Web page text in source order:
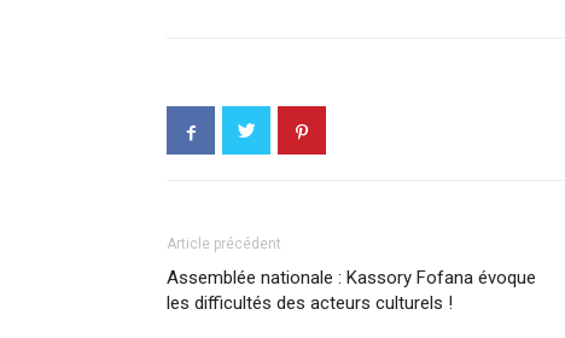
Article précédent
Assemblée nationale : Kassory Fofana évoque
les difficultés des acteurs culturels !